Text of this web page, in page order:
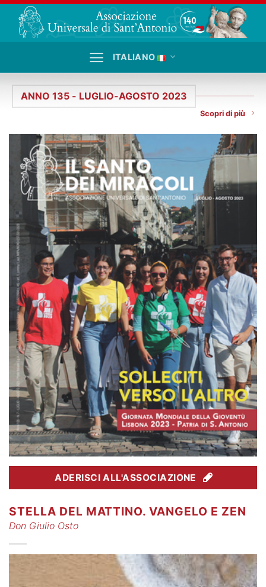
Salta
contenuti
ITALIANO
ANNO 135 - LUGLIO-AGOSTO 2023
Scopri di più
ADERISCI ALL'ASSOCIAZIONE
STELLA DEL MATTINO. VANGELO E ZEN
Don Giulio Osto